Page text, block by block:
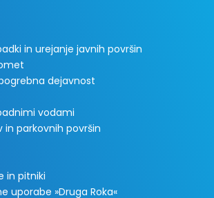
in urejanje javnih površin
dejavnost
vodami
in parkovnih površin
in pitniki
uporabe »Druga Roka«